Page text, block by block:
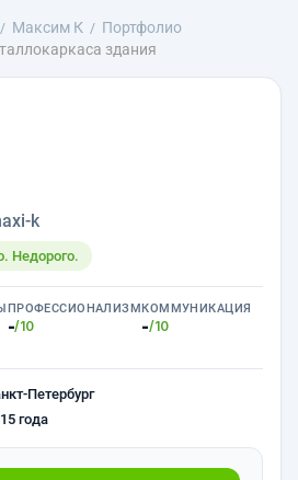
Максим К
Портфолио
здания
k
Недорого.
ПРОФЕССИОНАЛИЗМ
-/10
КОММУНИКАЦИЯ
-/10
Петербург
года